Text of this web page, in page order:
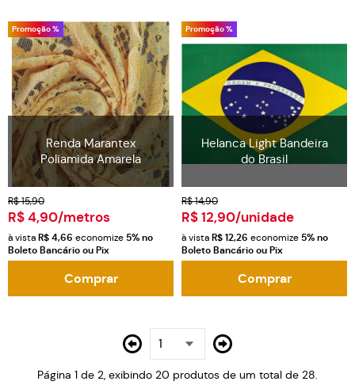
Promoção %
Renda Marantex
Poliamida Amarela
R$ 15,90
R$ 4,90/metros
à vista R$ 4,66 economize 5%no
Boleto Bancário ou Pix
Comprar
Promoção %
Helanca Light Bandeira
do Brasil
R$ 14,90
R$ 12,90/unidade
à vista R$ 12,26 economize 5%no
Boleto Bancário ou Pix
Comprar
Página 1 de 2, exibindo 20 produtos de um total de 28.